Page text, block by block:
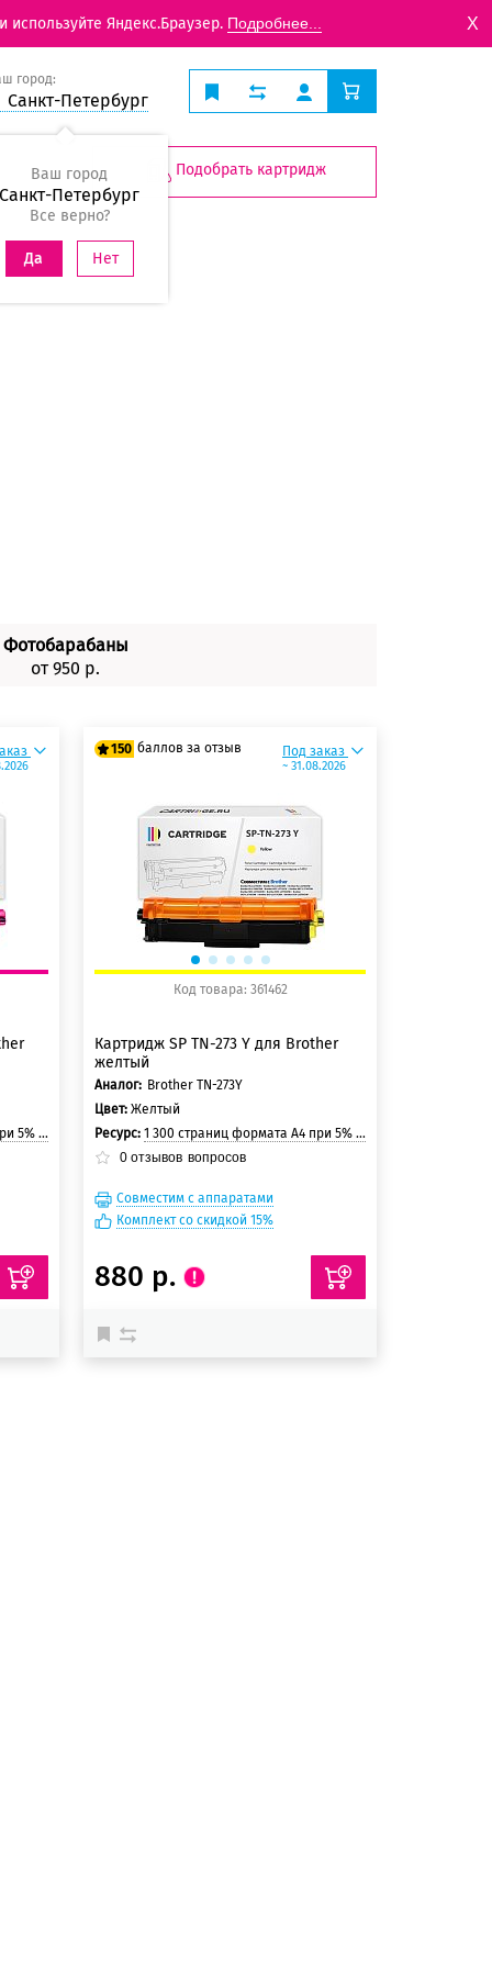
Яндекс.Браузер. Подробнее... X
город:
Санкт-Петербург
Ваш город
Санкт-Петербург
Все верно?
Да Нет
Подобрать картридж
Фотобарабаны
от 950 р.
150 баллов за отзыв
125 баллов
150 баллов
Под заказ
~ 31.08.2026
Код товара: 361462
Картридж SP TN-273 Y для Brother
желтый
Аналог: Brother TN-273Y
Цвет: Желтый
Ресурс: 1 300 страниц формата А4 при 5% заполнении страницы
0 отзывов вопросов
Совместим с аппаратами
Комплект со скидкой 15%
880 р.